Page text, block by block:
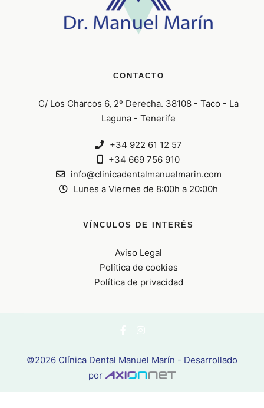
CONTACTO
C/ Los Charcos 6, 2º Derecha. 38108 - Taco - La
Laguna - Tenerife
+34 922 61 12 57
+34 669 756 910
info@clinicadentalmanuelmarin.com
Lunes a Viernes de 8:00h a 20:00h
VÍNCULOS DE INTERÉS
Aviso Legal
Política de cookies
Política de privacidad
©2026 Clínica Dental Manuel Marín - Desarrollado
por